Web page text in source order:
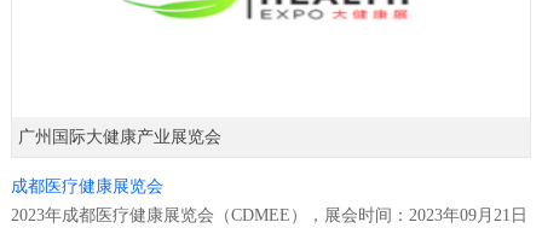
广州国际大健康产业展览会
成都医疗健康展览会
2023年成都医疗健康展览会（CDMEE），展会时间：2023年09月21日